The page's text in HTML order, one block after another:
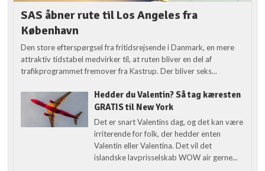
SAS åbner rute til Los Angeles fra
København
Den store efterspørgsel fra fritidsrejsende i Danmark, en mere
attraktiv tidstabel medvirker til, at ruten bliver en del af
trafikprogrammet fremover fra Kastrup. Der bliver seks...
Hedder du Valentin? Så tag kæresten
GRATIS til New York
Det er snart Valentins dag, og det kan være
irriterende for folk, der hedder enten
Valentin eller Valentina. Det vil det
islandske lavprisselskab WOW air gerne...